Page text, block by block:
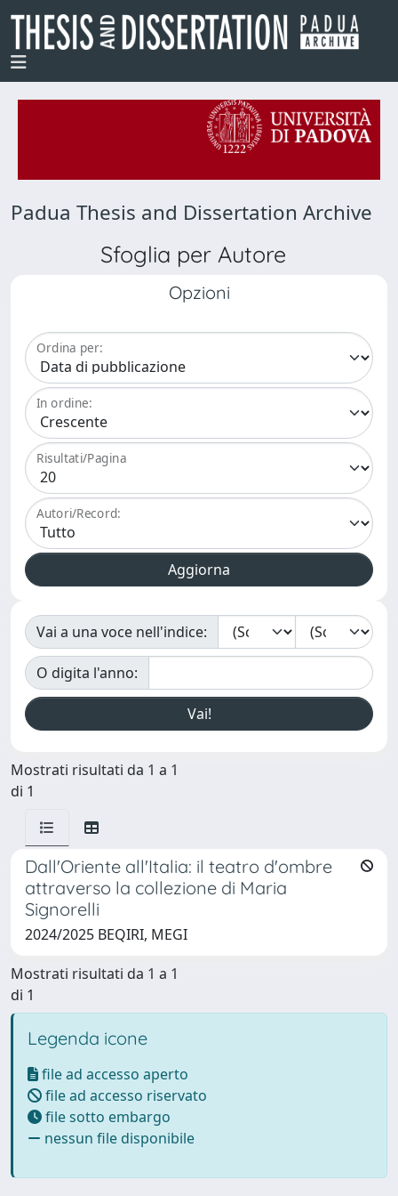
Padua Thesis and Dissertation Archive
Sfoglia per Autore
Opzioni
Ordina per:
In ordine:
Risultati/Pagina
Autori/Record:
Vai a una voce nell'indice:
O digita l'anno:
Mostrati risultati da 1 a 1
di 1
Dall'Oriente all'Italia: il teatro d'ombre
attraverso la collezione di Maria
Signorelli
2024/2025 BEQIRI, MEGI
Mostrati risultati da 1 a 1
di 1
Legenda icone
file ad accesso aperto
file ad accesso riservato
file sotto embargo
nessun file disponibile